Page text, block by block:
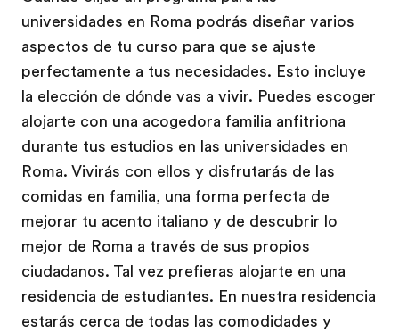
universidades en Roma podrás diseñar varios
aspectos de tu curso para que se ajuste
perfectamente a tus necesidades. Esto incluye
la elección de dónde vas a vivir. Puedes escoger
alojarte con una acogedora familia anfitriona
durante tus estudios en las universidades en
Roma. Vivirás con ellos y disfrutarás de las
comidas en familia, una forma perfecta de
mejorar tu acento italiano y de descubrir lo
mejor de Roma a través de sus propios
ciudadanos. Tal vez prefieras alojarte en una
residencia de estudiantes. En nuestra residencia
estarás cerca de todas las comodidades y